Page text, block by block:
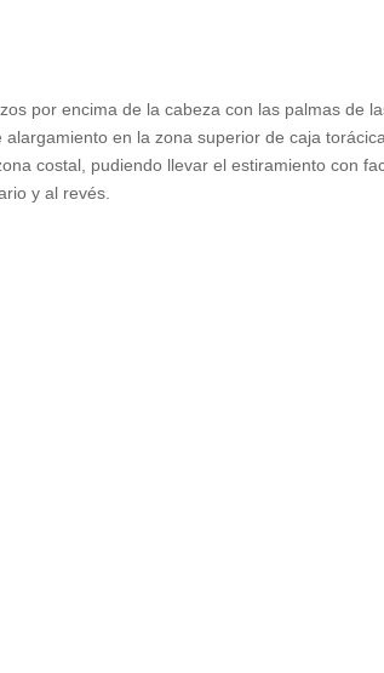
por encima de la cabeza con las palmas de
en la zona superior de caja
costal, pudiendo llevar el estiramiento con
y al revés.